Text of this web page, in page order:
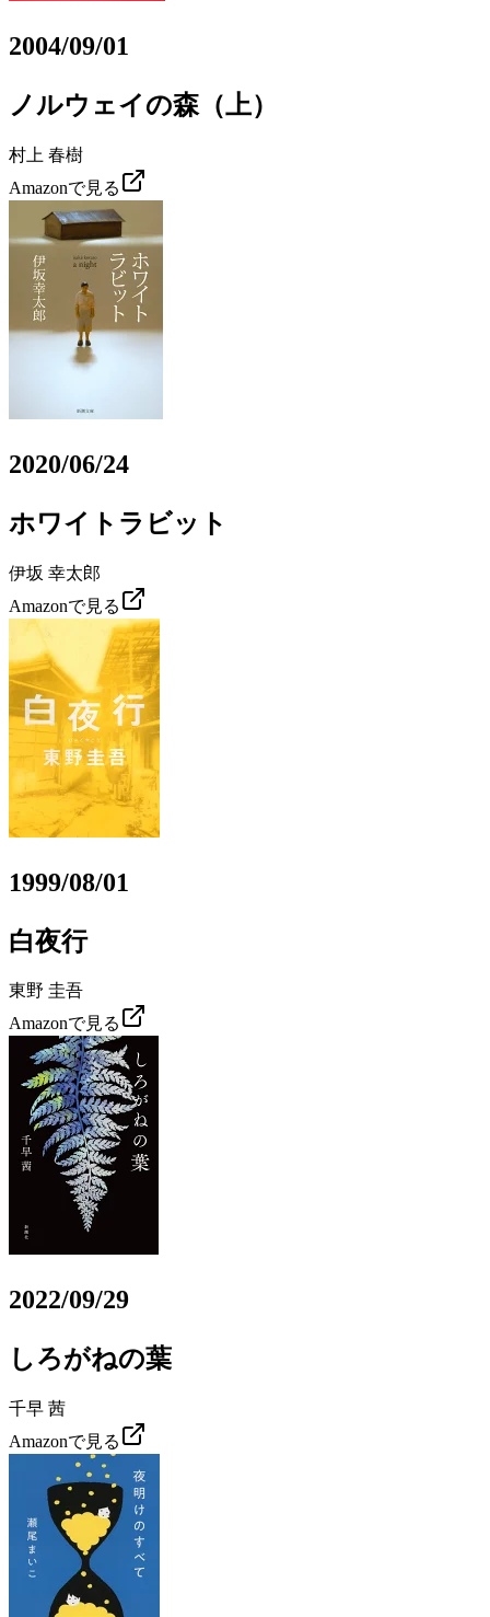
2004/09/01
ノルウェイの森（上）
村上 春樹
Amazonで見る
2020/06/24
ホワイトラビット
伊坂 幸太郎
Amazonで見る
1999/08/01
白夜行
東野 圭吾
Amazonで見る
2022/09/29
しろがねの葉
千早 茜
Amazonで見る